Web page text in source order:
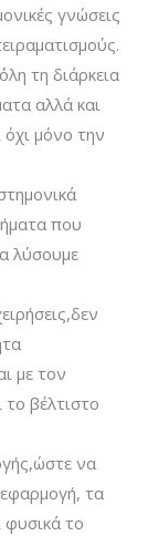
γνώσεις
τη διάρκεια
αλλά και
μόνο την
που
λύσουμε
με τον
βέλτιστο
να
τα
φυσικά το